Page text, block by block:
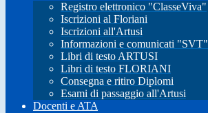
Registro elettronico "ClasseViva"
Iscrizioni al Floriani
Iscrizioni all'Artusi
Informazioni e comunicati "SVT"
Libri di testo ARTUSI
Libri di testo FLORIANI
Consegna e ritiro Diplomi
Esami di passaggio all'Artusi
Docenti e ATA